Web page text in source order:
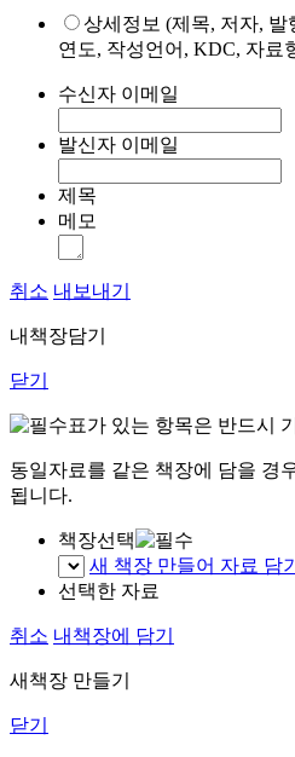
상세정보 (제목, 저자, 발
연도, 작성언어, KDC, 자료
수신자 이메일
발신자 이메일
제목
메모
취소 내보내기
내책장담기
닫기
표가 있는 항목은 반드시
동일자료를 같은 책장에 담을 경
됩니다.
책장선택
새 책장 만들어 자료 담기
선택한 자료
취소 내책장에 담기
새책장 만들기
닫기